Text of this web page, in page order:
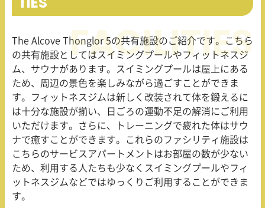
The Alcove Thonglor 5の共有施設のご紹介です。こちら
の共有施設としてはスイミングプールやフィットネスジ
ム、サウナがあります。スイミングプールは屋上にある
ため、周辺の景色を楽しみながら過ごすことができま
す。フィットネスジムは新しく改装されて体を鍛えるに
は十分な施設が揃い、日ごろの運動不足の解消にご利用
いただけます。さらに、トレーニングで疲れた体はサウ
ナで癒すことができます。これらのファシリティ施設は
こちらのサービスアパートメントはお部屋の数が少ない
ため、利用する人たちも少なくスイミングプールやフィ
ットネスジムなどではゆっくりご利用することができま
す。